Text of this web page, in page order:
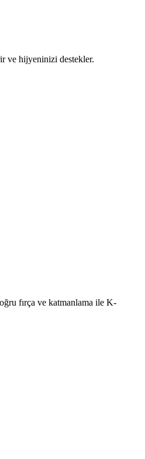
ve hijyeninizi destekler.
fırça ve katmanlama ile K-